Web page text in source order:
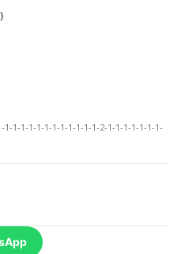
1-1-1-1-1-1-1-1-1-1-1-2-1-1-1-1-1-1-1-